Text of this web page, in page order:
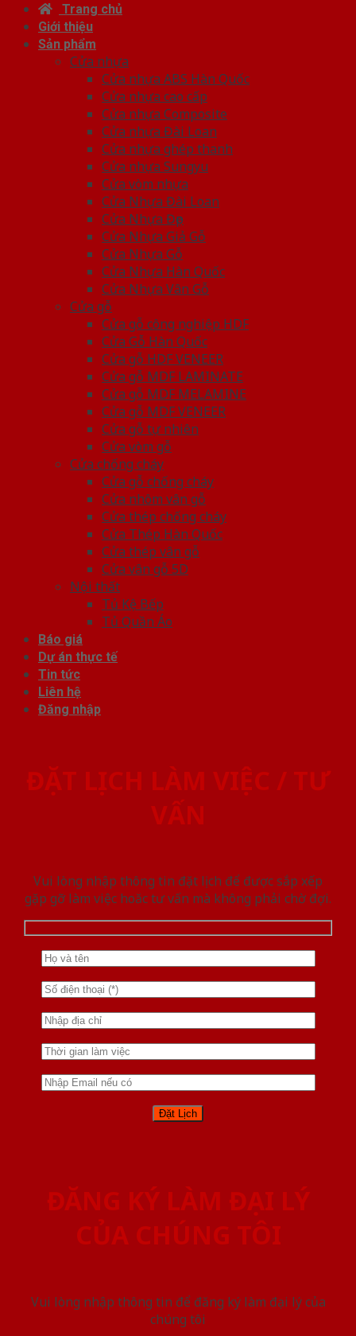
Trang chủ
Giới thiệu
Sản phẩm
Cửa nhựa
Cửa nhựa ABS Hàn Quốc
Cửa nhựa cao cấp
Cửa nhựa Composite
Cửa nhựa Đài Loan
Cửa nhựa ghép thanh
Cửa nhựa Sungyu
Cửa vòm nhựa
Cửa Nhựa Đài Loan
Cửa Nhựa Đẹp
Cửa Nhựa Giả Gỗ
Cửa Nhựa Gỗ
Cửa Nhựa Hàn Quốc
Cửa Nhựa Vân Gỗ
Cửa gỗ
Cửa gỗ công nghiệp HDF
Cửa Gỗ Hàn Quốc
Cửa gỗ HDF VENEER
Cửa gỗ MDF LAMINATE
Cửa gỗ MDF MELAMINE
Cửa gỗ MDF VENEER
Cửa gỗ tự nhiên
Cửa vòm gỗ
Cửa chống cháy
Cửa gỗ chống cháy
Cửa nhôm vân gỗ
Cửa thép chống cháy
Cửa Thép Hàn Quốc
Cửa thép vân gỗ
Cửa vân gỗ 5D
Nội thất
Tủ Kệ Bếp
Tủ Quần Áo
Báo giá
Dự án thực tế
Tin tức
Liên hệ
Đăng nhập
ĐẶT LỊCH LÀM VIỆC / TƯ
VẤN
Vui lòng nhập thông tin đặt lịch để được sắp xếp
gặp gỡ làm việc hoăc tư vấn mà không phải chờ đợi.
ĐĂNG KÝ LÀM ĐẠI LÝ
CỦA CHÚNG TÔI
Vui lòng nhập thông tin để đăng ký làm đại lý của
chúng tôi